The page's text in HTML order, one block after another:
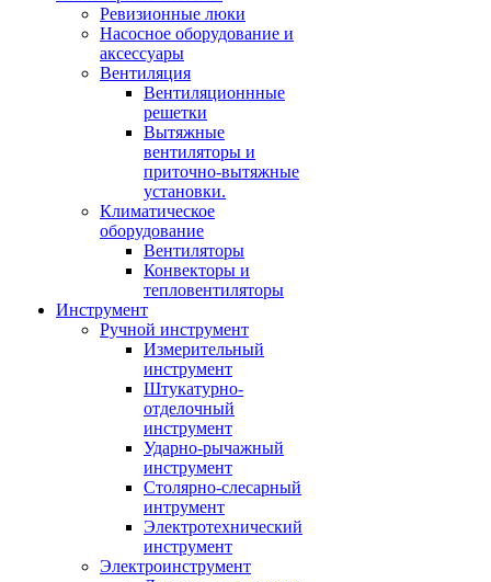
Ревизионные люки
Насосное оборудование и
аксессуары
Вентиляция
Вентиляционнные
решетки
Вытяжные
вентиляторы и
приточно-вытяжные
установки.
Климатическое
оборудование
Вентиляторы
Конвекторы и
тепловентиляторы
Инструмент
Ручной инструмент
Измерительный
инструмент
Штукатурно-
отделочный
инструмент
Ударно-рычажный
инструмент
Столярно-слесарный
интрумент
Электротехнический
инструмент
Электроинструмент